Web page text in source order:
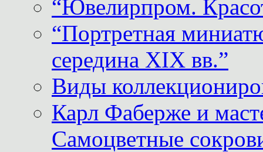
“Ювелирпром.
“Портретная
середина XIX вв.”
Виды
Карл Фаберже и
Самоцветные